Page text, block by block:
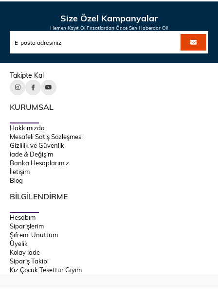
Size Özel Kampanyalar
Hemen Kayıt Ol Fırsatlardan Önce Sen Haberdar Ol!
Takipte Kal
KURUMSAL
Hakkımızda
Mesafeli Satış Sözleşmesi
Gizlilik ve Güvenlik
İade & Değişim
Banka Hesaplarımız
İletişim
Blog
BİLGİLENDİRME
Hesabım
Siparişlerim
Şifremi Unuttum
Üyelik
Kolay İade
Sipariş Takibi
Kız Çocuk Tesettür Giyim